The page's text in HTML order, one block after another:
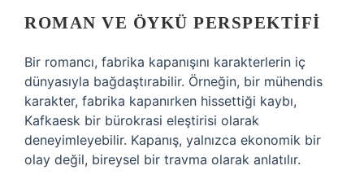
ROMAN VE ÖYKÜ PERSPEKTIFI
Bir romancı, fabrika kapanışını karakterlerin iç
dünyasıyla bağdaştırabilir. Örneğin, bir mühendis
karakter, fabrika kapanırken hissettiği kaybı,
Kafkaesk bir bürokrasi eleştirisi olarak
deneyimleyebilir. Kapanış, yalnızca ekonomik bir
olay değil, bireysel bir travma olarak anlatılır.